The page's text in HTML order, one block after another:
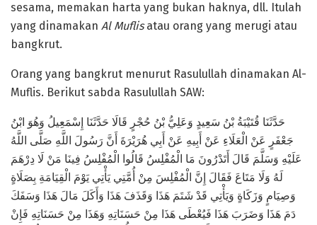
sesama, memakan harta yang bukan haknya, dll. Itulah
yang dinamakan Al Muflisatau orang yang merugi atau
bangkrut.
Orang yang bangkrut menurut Rasulullah dinamakan Al-
Muflis. Berikut sabda Rasulullah SAW:
حَدَّثَنَا قُتَيْبَةُ بْنُ سَعِيدٍ وَعَلِيُّ بْنُ حُجْرٍ قَالَا حَدَّثَنَا إِسْمَعِيلُ وَهُوَ ابْنُ
جَعْفَرٍ عَنْ الْعَلَاءِ عَنْ أَبِيهِ عَنْ أَبِي هُرَيْرَةَ أَنَّ رَسُولَ اللَّهِ صَلَّى اللَّهُ
عَلَيْهِ وَسَلَّمَ قَالَ أَتَدْرُونَ مَا الْمُفْلِسُ قَالُوا الْمُفْلِسُ فِينَا مَنْ لَا دِرْهَمَ
لَهُ وَلَا مَتَاعَ فَقَالَ إِنَّ الْمُفْلِسَ مِنْ أُمَّتِي يَأْتِي يَوْمَ الْقِيَامَةِ بِصَلَاةٍ
وَصِيَامٍ وَزَكَاةٍ وَيَأْتِي قَدْ شَتَمَ هَذَا وَقَذَفَ هَذَا وَأَكَلَ مَالَ هَذَا وَسَفَكَ
دَمَ هَذَا وَضَرَبَ هَذَا فَيُعْطَى هَذَا مِنْ حَسَنَاتِهِ وَهَذَا مِنْ حَسَنَاتِهِ فَإِنْ